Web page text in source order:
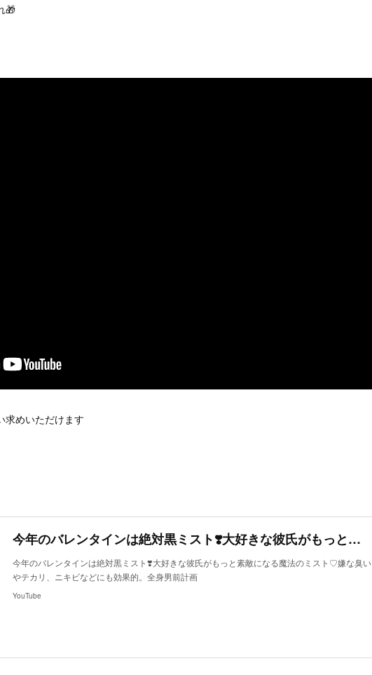
🎁
求めいただけます
今年のバレンタインは絶対黒ミスト❣️大好きな彼氏がもっと素敵になる魔法のミスト♡嫌な臭いやテカリ、ニキビなどにも効果的。全身男前計画
今年のバレンタインは絶対黒ミスト❣️大好きな彼氏がもっと素敵になる魔法のミスト♡嫌な臭い
やテカリ、ニキビなどにも効果的。全身男前計画
YouTube